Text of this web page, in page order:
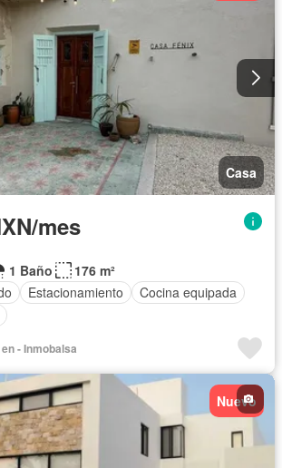
Seguridad
Zonas verdes
Permite mascotas
familias Completamente amueblado
Casa
mes
1 Baño
176 m²
Estacionamiento
Cocina equipada
- Inmobalsa
Nuevo